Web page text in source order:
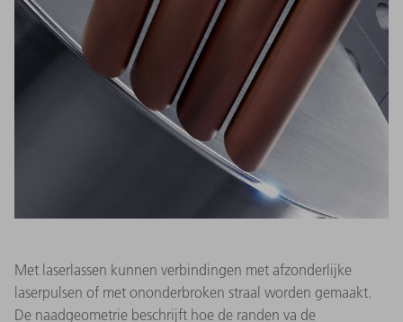
Met laserlassen kunnen verbindingen met afzonderlijke
laserpulsen of met ononderbroken straal worden gemaakt.
De naadgeometrie beschrijft hoe de randen va de